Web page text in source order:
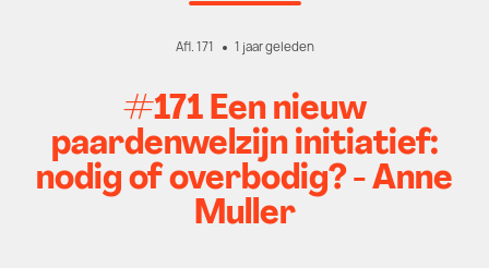
Afl. 171 1 jaar geleden
#171 Een nieuw
paardenwelzijn initiatief:
nodig of overbodig? - Anne
Muller